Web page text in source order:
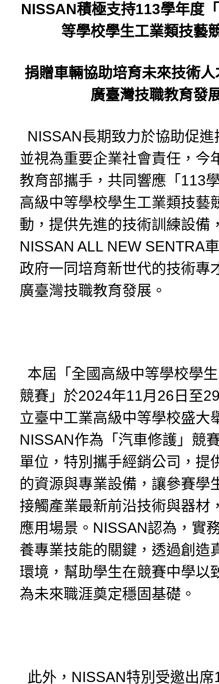
NISSAN積極支持113學年度
等學校學生工業類技藝
捐贈車輛協助培育未來技術
廣臺灣技職教育發
NISSAN長期致力於協助促進
並視為重要企業社會責任，今
教育部攜手，共同響應「113
高級中等學校學生工業類技藝
動，提供先進的技術訓練設備
NISSAN ALL NEW SENTRA
政府一同培育新世代的技術專
廣臺灣技職教育發展。
本屆「全國高級中等學校學
競賽」於2024年11月26日至
立臺中工業高級中等學校盛大
NISSAN作為「汽車修護」競
單位，特別攜手經銷公司，提
的資源與專業設備，讓參賽學
接觸產業最新前沿技術與器材
應用場景。NISSAN認為，實
養專業技能的關鍵，透過創造
環境，幫助學生在競賽中學以
為未來職涯奠定穩固基礎。
此外，NISSAN特別受邀出